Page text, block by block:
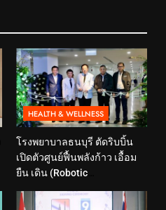
HEALTH & WELLNESS
โรงพยาบาลธนบุรี ตัดริบบิ้น
เปิดตัวศูนย์ฟื้นพลังก้าว เอื้อม
ยืน เดิน (Robotic
เทคโนโลยีสุดล้ำ หุ่นยนต์ฝึก